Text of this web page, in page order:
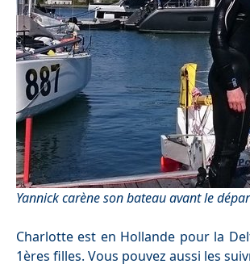
Yannick carène son bateau avant le
Charlotte est en Hollande pour la
1ères filles. Vous pouvez aussi les